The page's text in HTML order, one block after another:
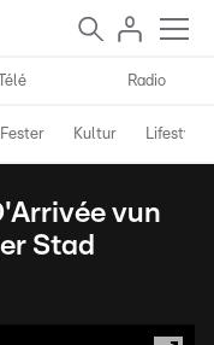
Télé Radio
Kultur Lifestyle
vun
Stad